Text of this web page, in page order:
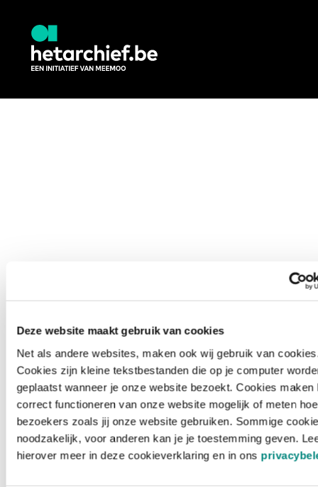
Deze website maakt gebruik van cookies
Net als andere websites, maken ook wij gebruik van
Cookies zijn kleine tekstbestanden die op je computer
geplaatst wanneer je onze website bezoekt. Cookies maken
correct functioneren van onze website mogelijk of meten hoe
bezoekers zoals jij onze website gebruiken. Sommige
noodzakelijk, voor anderen kan je je toestemming geven.
hierover meer in deze cookieverklaring en in ons